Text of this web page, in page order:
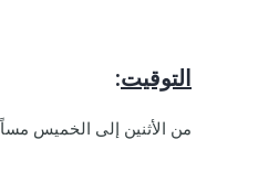
التوقيت:
من الأثنين إلى الخميس مساً